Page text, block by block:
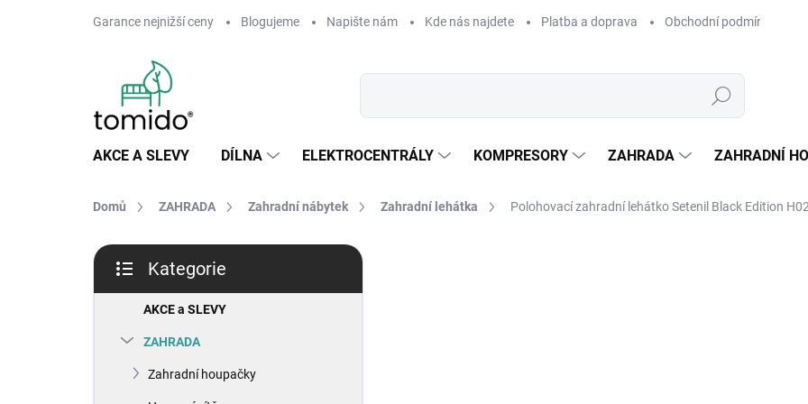
Garance nejnižší ceny Blogujeme Napište nám Kde nás najdete Platba a doprava Obchodní podmínky
Hledat
AKCE A SLEVY DÍLNA ELEKTROCENTRÁLY KOMPRESORY ZAHRADA ZAHRADNÍ
Domů ZAHRADA Zahradní nábytek Zahradní lehátka Polohovací zahradní lehátko Setenil Black Edition
P
s
kategorie
Kategorie
AKCE a SLEVY
ZAHRADA
Zahradní houpačky